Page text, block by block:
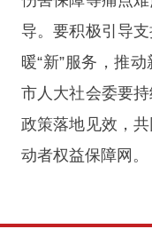
导。要积极引导
暖“新”服务，推
市人大社会委要
政策落地见效，
动者权益保障网。